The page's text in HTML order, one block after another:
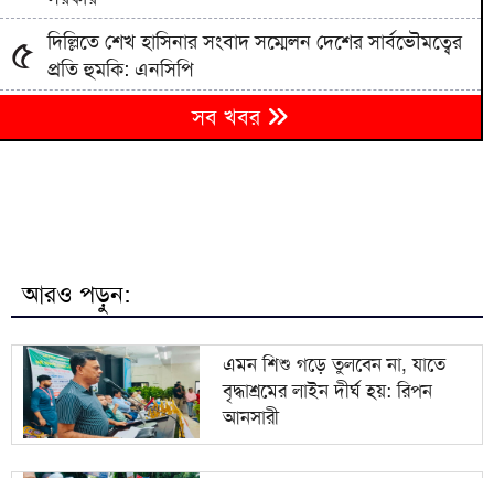
৫ দিল্লিতে শেখ হাসিনার সংবাদ সম্মেলন দেশের সার্বভৌমত্বের
প্রতি হুমকি: এনসিপি
বিএনপিতে রাষ্ট্রপতি নির্বাচন ঘিরে নানা সমীকরণ, সিদ্ধান্ত
নেবেন তারেক রহমান
অপরাধে জড়িত গ্রেপ্তার ৪৩
৯ হাসিনা?
১০ দিল্লিকে কড়া বার্তা ঢাকার; ভারতের চোখ রাঙানির দিন কি
তবে শেষ?
সব খবর
আরও পড়ুন:
এমন শিশু গড়ে তুলবেন না, যাতে
বৃদ্ধাশ্রমের লাইন দীর্ঘ হয়: রিপন
আনসারী